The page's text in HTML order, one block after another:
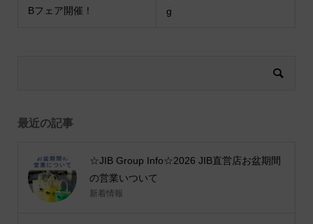
Bフェア開催！
g
最近の記事
☆JIB Group Info☆2026 JIB直営店お盆期間
の営業いついて
新着情報